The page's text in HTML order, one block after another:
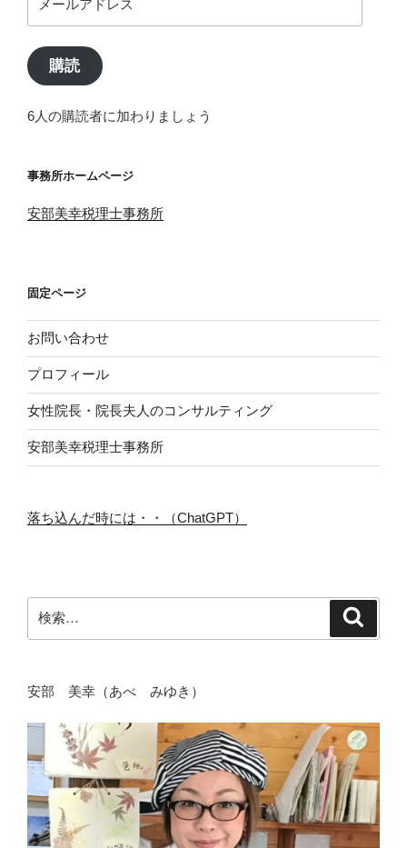
ー
ア
ド
ス
購読
6人の購読者に加わりましょう
事務所ホームページ
安部美幸税理士事務所
固定ページ
お問い合わせ
プロフィール
女性院長・院長夫人のコンサルティング
安部美幸税理士事務所
落ち込んだ時には・・（ChatGPT）
索:
安部 美幸（あべ みゆき）